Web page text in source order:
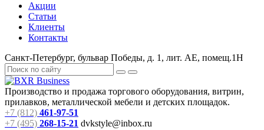
Акции
Статьи
Клиенты
Контакты
Санкт-Петербург, бульвар Победы, д. 1, лит. АЕ, помещ.1Н
Производство и продажа торгового оборудования, витрин,
прилавков, металлической мебели и детских площадок.
+7 (812) 461-97-51
+7 (495) 268-15-21 dvkstyle@inbox.ru